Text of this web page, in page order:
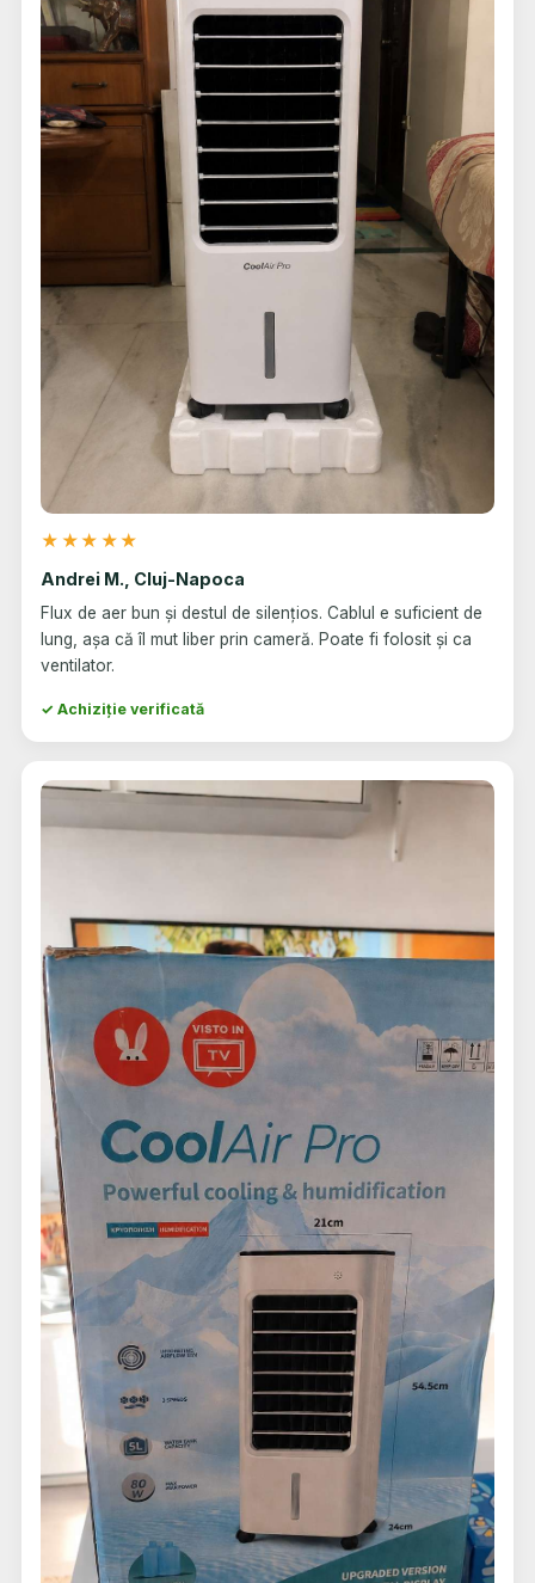
★★★★★
Andrei M., Cluj-Napoca
Flux de aer bun și destul de silențios. Cablul e suficient de
lung, așa că îl mut liber prin cameră. Poate fi folosit și ca
ventilator.
✓ Achiziție verificată